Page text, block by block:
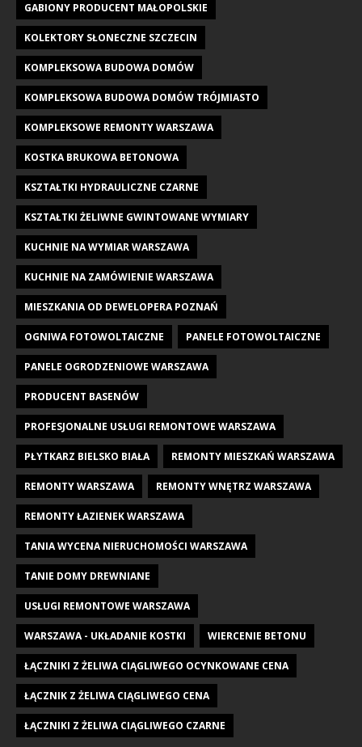
GABIONY PRODUCENT MAŁOPOLSKIE
KOLEKTORY SŁONECZNE SZCZECIN
KOMPLEKSOWA BUDOWA DOMÓW
KOMPLEKSOWA BUDOWA DOMÓW TRÓJMIASTO
KOMPLEKSOWE REMONTY WARSZAWA
KOSTKA BRUKOWA BETONOWA
KSZTAŁTKI HYDRAULICZNE CZARNE
KSZTAŁTKI ŻELIWNE GWINTOWANE WYMIARY
KUCHNIE NA WYMIAR WARSZAWA
KUCHNIE NA ZAMÓWIENIE WARSZAWA
MIESZKANIA OD DEWELOPERA POZNAŃ
OGNIWA FOTOWOLTAICZNE PANELE FOTOWOLTAICZNE
PANELE OGRODZENIOWE WARSZAWA
PRODUCENT BASENÓW
PROFESJONALNE USŁUGI REMONTOWE WARSZAWA
PŁYTKARZ BIELSKO BIAŁA REMONTY MIESZKAŃ WARSZAWA
REMONTY WARSZAWA REMONTY WNĘTRZ WARSZAWA
REMONTY ŁAZIENEK WARSZAWA
TANIA WYCENA NIERUCHOMOŚCI WARSZAWA
TANIE DOMY DREWNIANE
USŁUGI REMONTOWE WARSZAWA
WARSZAWA - UKŁADANIE KOSTKI WIERCENIE BETONU
ŁĄCZNIKI Z ŻELIWA CIĄGLIWEGO OCYNKOWANE CENA
ŁĄCZNIK Z ŻELIWA CIĄGLIWEGO CENA
ŁĄCZNIKI Z ŻELIWA CIĄGLIWEGO CZARNE